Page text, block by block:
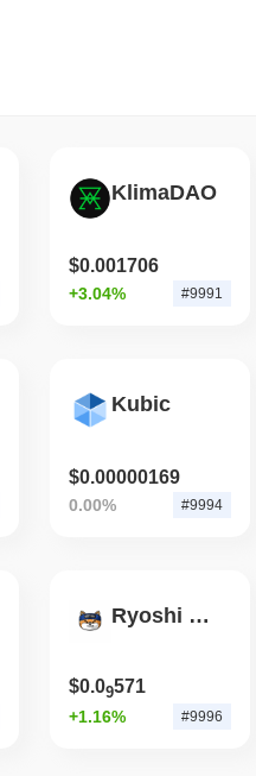
KlimaDAO
$0.001706
+3.04% #9991
Kubic
$0.00000169
0.00% #9994
Ryoshi Token
$0.09571
+1.16% #9996